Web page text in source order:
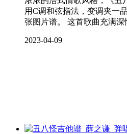
用C调和弦指法，变调夹一
张图片谱。 这首歌曲充满
2023-04-09